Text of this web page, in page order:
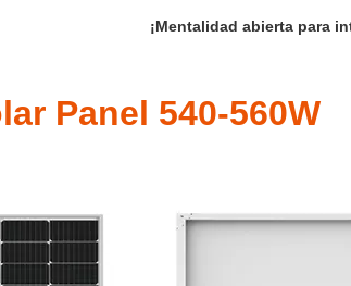
¡Mentalidad abierta para
Panel 540-560W